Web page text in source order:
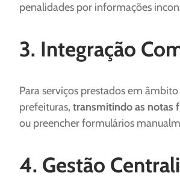
penalidades por informações
3. Integração
Para serviços prestados em
prefeituras, transmitindo as notas
ou preencher formulários
4. Gestão